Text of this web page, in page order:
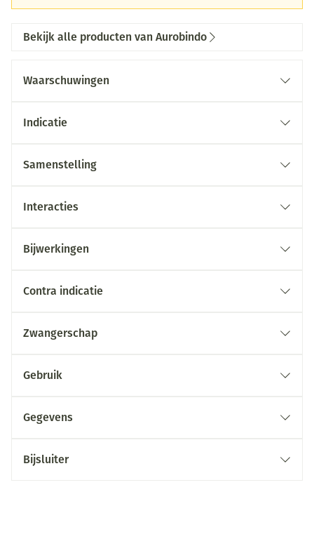
Bekijk alle producten van Aurobindo
Waarschuwingen
Indicatie
Samenstelling
Interacties
Bijwerkingen
Contra indicatie
Zwangerschap
Gebruik
Gegevens
Bijsluiter